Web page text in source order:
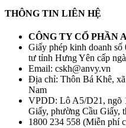
THÔNG TIN LIÊN HỆ
CÔNG TY CỔ PHẦN
Giấy phép kinh doanh số
tư tỉnh Hưng Yên cấp
Email: cskh@anvy.vn
Địa chỉ: Thôn Bá Khê,
Nam
VPDD: Lô A5/D21, ngõ
Giấy, phường Cầu Giấy,
1800 234 558 (Miễn phí